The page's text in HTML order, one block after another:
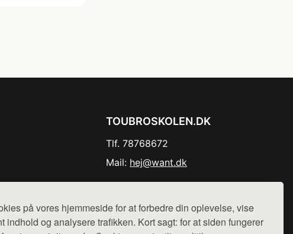
på vores hjemmeside for at forbedre din oplevelse, vise
indhold og analysere trafikken. Kort sagt: for at siden fungerer
TOUBROSKOLEN.DK
Tlf. 78768672
Mail: hej@want.dk